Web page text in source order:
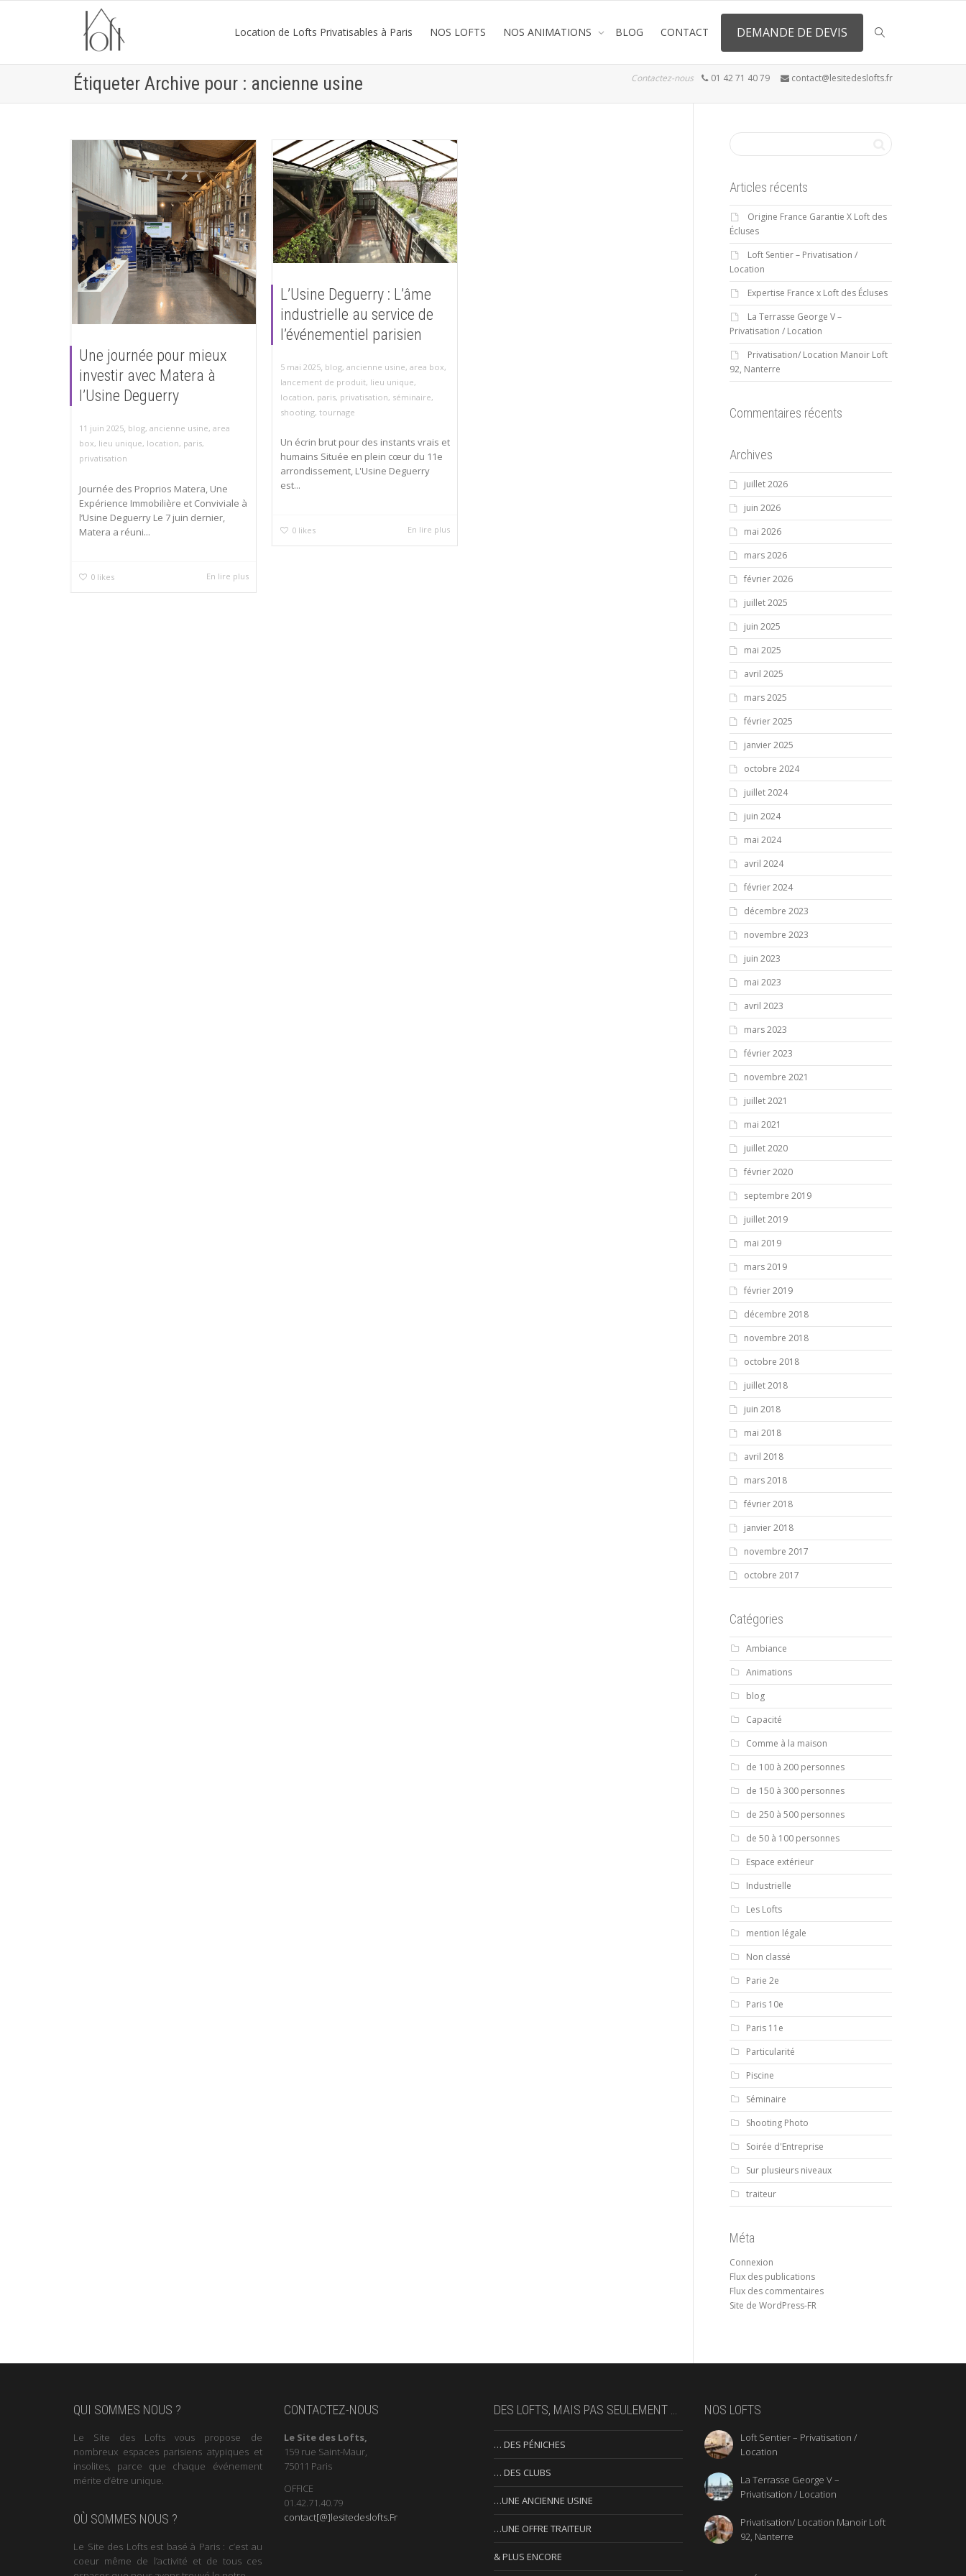
Location de Lofts Privatisables à Paris NOS LOFTS NOS ANIMATIONS BLOG CONTACT DEMANDE DE DEVIS
Étiqueter Archive pour : ancienne usine Contactez-nous 01 42 71 40 79 contact@lesitedeslofts.fr
Une journée pour mieux
investir avec Matera à
l’Usine Deguerry
11 juin 2025, blog, ancienne usine, area
box, lieu unique, location, paris,
privatisation
Journée des Proprios Matera, Une
Expérience Immobilière et Conviviale à
l’Usine Deguerry Le 7 juin dernier,
Matera a réuni...
0 likes En lire plus
L’Usine Deguerry : L’âme
industrielle au service de
l’événementiel parisien
5 mai 2025, blog, ancienne usine, area box,
lancement de produit, lieu unique,
location, paris, privatisation, séminaire,
shooting, tournage
Un écrin brut pour des instants vrais et
humains Située en plein cœur du 11e
arrondissement, L'Usine Deguerry
est...
0 likes En lire plus
Articles récents
Origine France Garantie X Loft des
Écluses
Loft Sentier – Privatisation /
Location
Expertise France x Loft des Écluses
La Terrasse George V –
Privatisation / Location
Privatisation/ Location Manoir Loft
92, Nanterre
Commentaires récents
Archives
juillet 2026
juin 2026
mai 2026
mars 2026
février 2026
juillet 2025
juin 2025
mai 2025
avril 2025
mars 2025
février 2025
janvier 2025
octobre 2024
juillet 2024
juin 2024
mai 2024
avril 2024
février 2024
décembre 2023
novembre 2023
juin 2023
mai 2023
avril 2023
mars 2023
février 2023
novembre 2021
juillet 2021
mai 2021
juillet 2020
février 2020
septembre 2019
juillet 2019
mai 2019
mars 2019
février 2019
décembre 2018
novembre 2018
octobre 2018
juillet 2018
juin 2018
mai 2018
avril 2018
mars 2018
février 2018
janvier 2018
novembre 2017
octobre 2017
Catégories
Ambiance
Animations
blog
Capacité
Comme à la maison
de 100 à 200 personnes
de 150 à 300 personnes
de 250 à 500 personnes
de 50 à 100 personnes
Espace extérieur
Industrielle
Les Lofts
mention légale
Non classé
Parie 2e
Paris 10e
Paris 11e
Particularité
Piscine
Séminaire
Shooting Photo
Soirée d'Entreprise
Sur plusieurs niveaux
traiteur
Méta
Connexion
Flux des publications
Flux des commentaires
Site de WordPress-FR
QUI SOMMES NOUS ?
Le Site des Lofts vous propose de
nombreux espaces parisiens atypiques et
insolites, parce que chaque événement
mérite d’être unique.
OÙ SOMMES NOUS ?
Le Site des Lofts est basé à Paris : c’est au
coeur même de l’activité et de tous ces
CONTACTEZ-NOUS
Le Site des Lofts,
159 rue Saint-Maur,
75011 Paris
OFFICE
01.42.71.40.79
contact[@]lesitedeslofts.Fr
DES LOFTS, MAIS PAS SEULEMENT …
… DES PÉNICHES
… DES CLUBS
…UNE ANCIENNE USINE
…UNE OFFRE TRAITEUR
& PLUS ENCORE
NOS LOFTS
Loft Sentier – Privatisation /
Location
La Terrasse George V –
Privatisation / Location
Privatisation/ Location Manoir Loft
92, Nanterre